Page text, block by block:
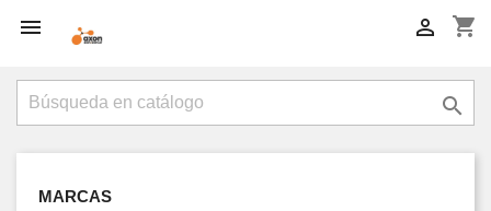
 shopping_cart


MARCAS